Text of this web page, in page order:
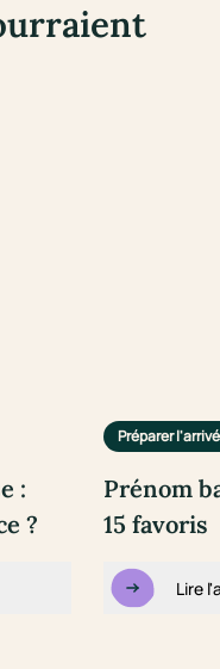
:
?
Préparer
Prénom
15 favoris
Lire